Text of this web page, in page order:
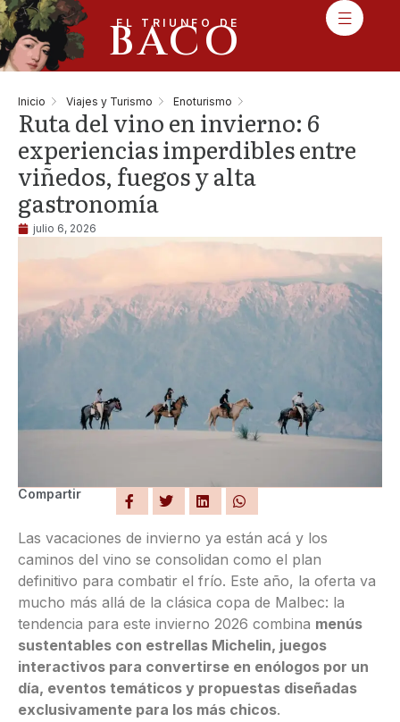
EL TRIUNFO DE
BACO
Inicio Viajes y Turismo Enoturismo
Ruta del vino en invierno: 6
experiencias imperdibles entre
viñedos, fuegos y alta
gastronomía
julio 6, 2026
Compartir
Las vacaciones de invierno ya están acá y los
caminos del vino se consolidan como el plan
definitivo para combatir el frío. Este año, la oferta va
mucho más allá de la clásica copa de Malbec: la
tendencia para este invierno 2026 combina menús
sustentables con estrellas Michelin, juegos
interactivos para convertirse en enólogos por un
día, eventos temáticos y propuestas diseñadas
exclusivamente para los más chicos.